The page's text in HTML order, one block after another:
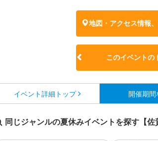
地図・アクセス情報
このイベントの
イベント詳細 トップ 開催期間
同じジャンルの夏休みイベントを探す【佐